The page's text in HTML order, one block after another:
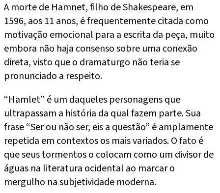
A morte de Hamnet, filho de Shakespeare, em
1596, aos 11 anos, é frequentemente citada como
motivação emocional para a escrita da peça, muito
embora não haja consenso sobre uma conexão
direta, visto que o dramaturgo não teria se
pronunciado a respeito.
“Hamlet” é um daqueles personagens que
ultrapassam a história da qual fazem parte. Sua
frase “Ser ou não ser, eis a questão” é amplamente
repetida em contextos os mais variados. O fato é
que seus tormentos o colocam como um divisor de
águas na literatura ocidental ao marcar o
mergulho na subjetividade moderna.